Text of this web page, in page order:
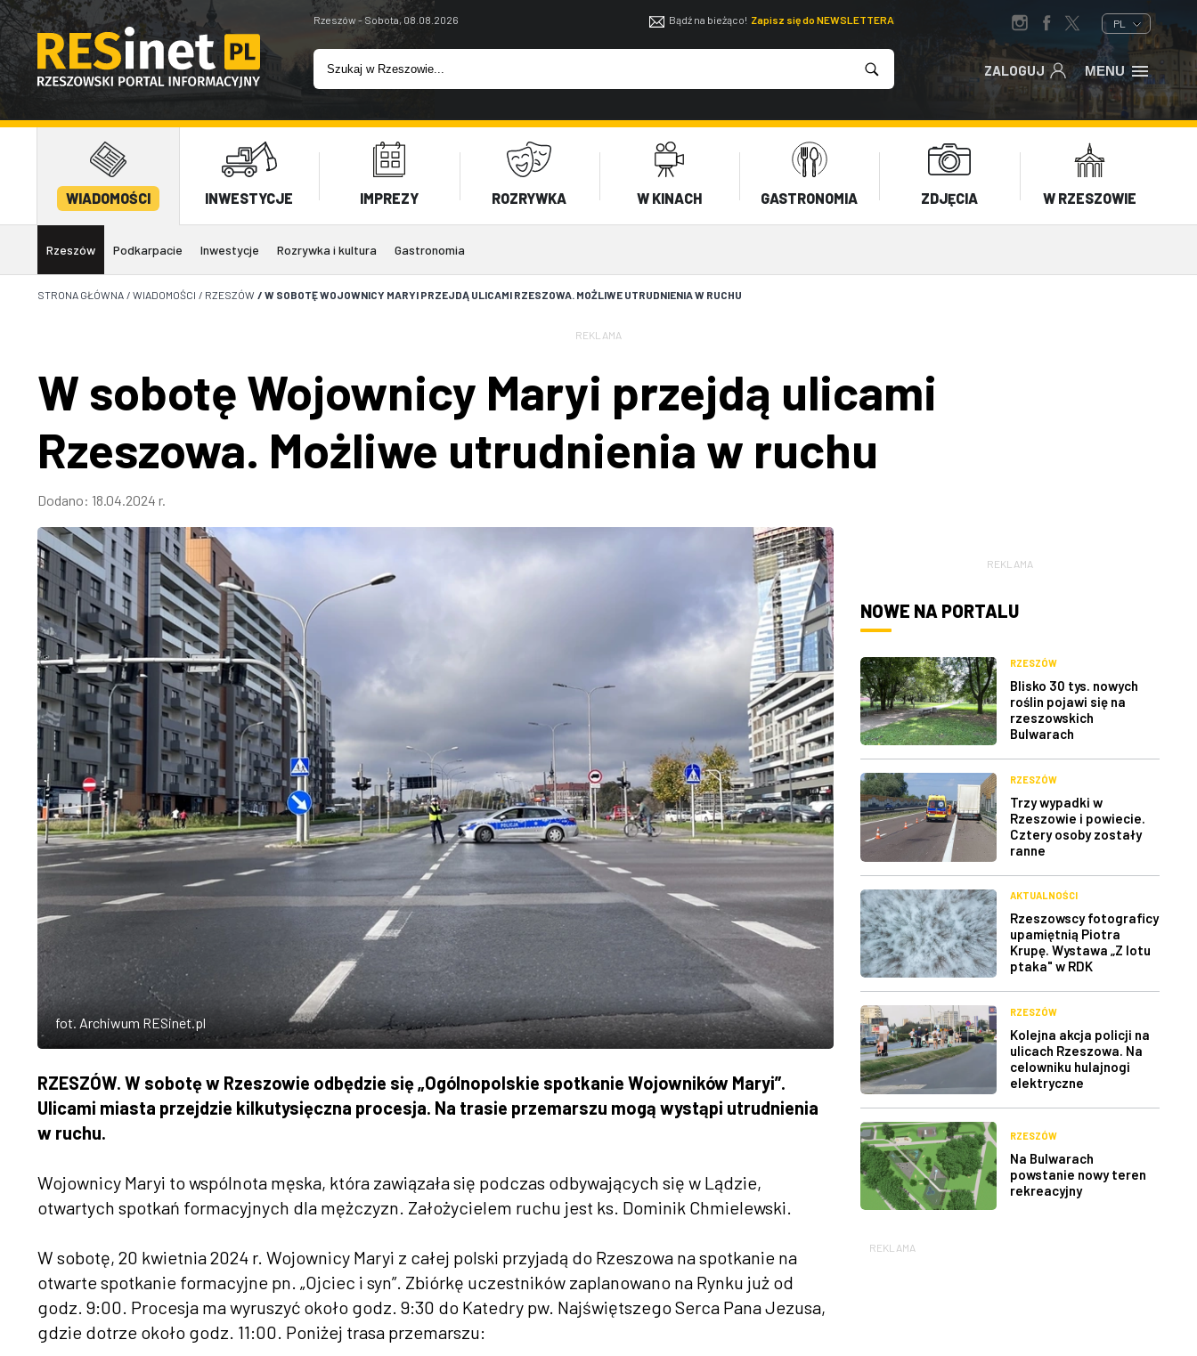
Rzeszów - Sobota, 08.08.2026 Bądź na bieżąco! Zapisz się do NEWSLETTERA PL
ZALOGUJ MENU
WIADOMOŚCI INWESTYCJE IMPREZY ROZRYWKA W KINACH GASTRONOMIA ZDJĘCIA W RZESZOWIE
Rzeszów Podkarpacie Inwestycje Rozrywka i kultura Gastronomia
STRONA GŁÓWNA / WIADOMOŚCI / RZESZÓW / W SOBOTĘ WOJOWNICY MARYI PRZEJDĄ ULICAMI RZESZOWA. MOŻLIWE UTRUDNIENIA W RUCHU
REKLAMA
W sobotę Wojownicy Maryi przejdą ulicami
Rzeszowa. Możliwe utrudnienia w ruchu
Dodano: 18.04.2024 r.
fot. Archiwum RESinet.pl
RZESZÓW. W sobotę w Rzeszowie odbędzie się „Ogólnopolskie spotkanie Wojowników Maryi”.
Ulicami miasta przejdzie kilkutysięczna procesja. Na trasie przemarszu mogą wystąpi utrudnienia
w ruchu.
Wojownicy Maryi to wspólnota męska, która zawiązała się podczas odbywających się w Lądzie,
otwartych spotkań formacyjnych dla mężczyzn. Założycielem ruchu jest ks. Dominik Chmielewski.
W sobotę, 20 kwietnia 2024 r. Wojownicy Maryi z całej polski przyjadą do Rzeszowa na spotkanie na
otwarte spotkanie formacyjne pn. „Ojciec i syn”. Zbiórkę uczestników zaplanowano na Rynku już od
godz. 9:00. Procesja ma wyruszyć około godz. 9:30 do Katedry pw. Najświętszego Serca Pana Jezusa,
gdzie dotrze około godz. 11:00. Poniżej trasa przemarszu:
REKLAMA
NOWE NA PORTALU
RZESZÓW
Blisko 30 tys. nowych
roślin pojawi się na
rzeszowskich
Bulwarach
RZESZÓW
Trzy wypadki w
Rzeszowie i powiecie.
Cztery osoby zostały
ranne
AKTUALNOŚCI
Rzeszowscy fotograficy
upamiętnią Piotra
Krupę. Wystawa „Z lotu
ptaka" w RDK
RZESZÓW
Kolejna akcja policji na
ulicach Rzeszowa. Na
celowniku hulajnogi
elektryczne
RZESZÓW
Na Bulwarach
powstanie nowy teren
rekreacyjny
REKLAMA